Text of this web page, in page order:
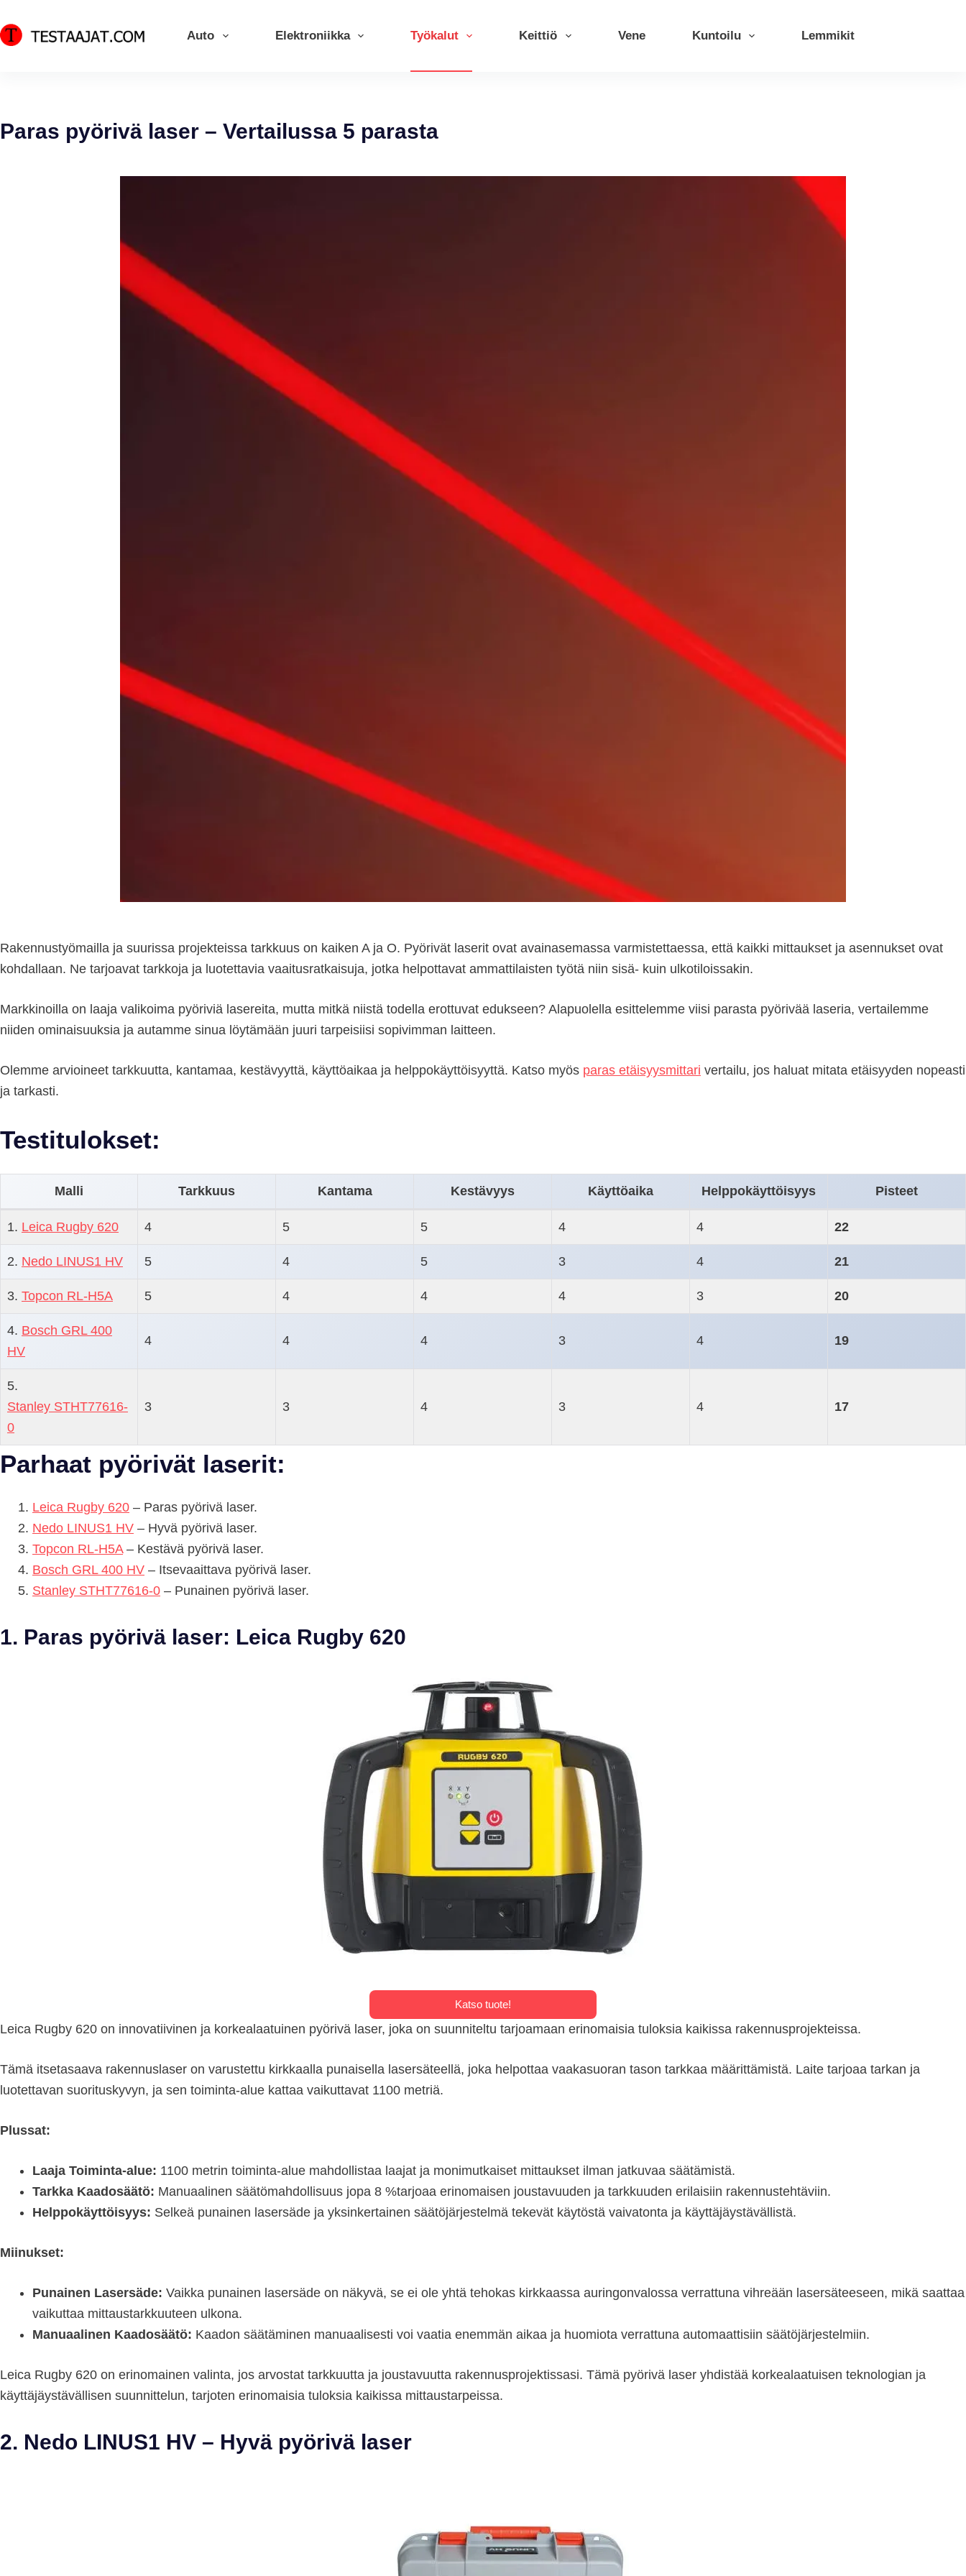
to
Auto Elektroniikka Työkalut Keittiö Vene Kuntoilu Lemmikit
Paras pyörivä laser – Vertailussa 5 parasta
Rakennustyömailla ja suurissa projekteissa tarkkuus on kaiken A ja O. Pyörivät laserit ovat avainasemassa varmistettaessa, että kaikki mittaukset ja asennukset ovat
kohdallaan. Ne tarjoavat tarkkoja ja luotettavia vaaitusratkaisuja, jotka helpottavat ammattilaisten työtä niin sisä- kuin ulkotiloissakin.
Markkinoilla on laaja valikoima pyöriviä lasereita, mutta mitkä niistä todella erottuvat edukseen? Alapuolella esittelemme viisi parasta pyörivää laseria, vertailemme
niiden ominaisuuksia ja autamme sinua löytämään juuri tarpeisiisi sopivimman laitteen.
Olemme arvioineet tarkkuutta, kantamaa, kestävyyttä, käyttöaikaa ja helppokäyttöisyyttä. Katso myös paras etäisyysmittari vertailu, jos haluat mitata etäisyyden nopeasti
ja tarkasti.
Testitulokset:
Malli Tarkkuus Kantama Kestävyys Käyttöaika Helppokäyttöisyys Pisteet
1. Leica Rugby 620 4 5 5 4 4 22
2. Nedo LINUS1 HV 5 4 5 3 4 21
3. Topcon RL-H5A 5 4 4 4 3 20
4. Bosch GRL 400
HV
4 4 4 3 4 19
5.
Stanley STHT77616-
0
3 3 4 3 4 17
Parhaat pyörivät laserit:
Leica Rugby 620 – Paras pyörivä laser.
Nedo LINUS1 HV – Hyvä pyörivä laser.
Topcon RL-H5A– Kestävä pyörivä laser.
Bosch GRL 400 HV – Itsevaaittava pyörivä laser.
Stanley STHT77616-0 – Punainen pyörivä laser.
1. Paras pyörivä laser: Leica Rugby 620
Katso tuote!
Leica Rugby 620 on innovatiivinen ja korkealaatuinen pyörivä laser, joka on suunniteltu tarjoamaan erinomaisia tuloksia kaikissa rakennusprojekteissa.
Tämä itsetasaava rakennuslaser on varustettu kirkkaalla punaisella lasersäteellä, joka helpottaa vaakasuoran tason tarkkaa määrittämistä. Laite tarjoaa tarkan ja
luotettavan suorituskyvyn, ja sen toiminta-alue kattaa vaikuttavat 1100 metriä.
Plussat:
Laaja Toiminta-alue: 1100 metrin toiminta-alue mahdollistaa laajat ja monimutkaiset mittaukset ilman jatkuvaa säätämistä.
Tarkka Kaadosäätö: Manuaalinen säätömahdollisuus jopa 8 %tarjoaa erinomaisen joustavuuden ja tarkkuuden erilaisiin rakennustehtäviin.
Helppokäyttöisyys: Selkeä punainen lasersäde ja yksinkertainen säätöjärjestelmä tekevät käytöstä vaivatonta ja käyttäjäystävällistä.
Miinukset:
Punainen Lasersäde: Vaikka punainen lasersäde on näkyvä, se ei ole yhtä tehokas kirkkaassa auringonvalossa verrattuna vihreään lasersäteeseen, mikä saattaa
vaikuttaa mittaustarkkuuteen ulkona.
Manuaalinen Kaadosäätö: Kaadon säätäminen manuaalisesti voi vaatia enemmän aikaa ja huomiota verrattuna automaattisiin säätöjärjestelmiin.
Leica Rugby 620 on erinomainen valinta, jos arvostat tarkkuutta ja joustavuutta rakennusprojektissasi. Tämä pyörivä laser yhdistää korkealaatuisen teknologian ja
käyttäjäystävällisen suunnittelun, tarjoten erinomaisia tuloksia kaikissa mittaustarpeissa.
2. Nedo LINUS1 HV – Hyvä pyörivä laser